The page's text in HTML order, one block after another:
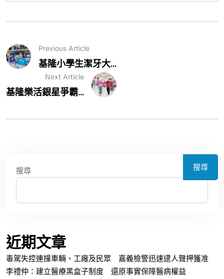
Previous Article
基隆小學生潔牙大...
Next Article
基隆樂活銀星爭霸...
搜尋 搜尋
近期文章
毒駕失控連撞車輛、工廠及民眾 嘉義檢警迅速逮人聲押獲准
李禮仲：建立醫療黑盒子制度 還原事實保障醫病權益